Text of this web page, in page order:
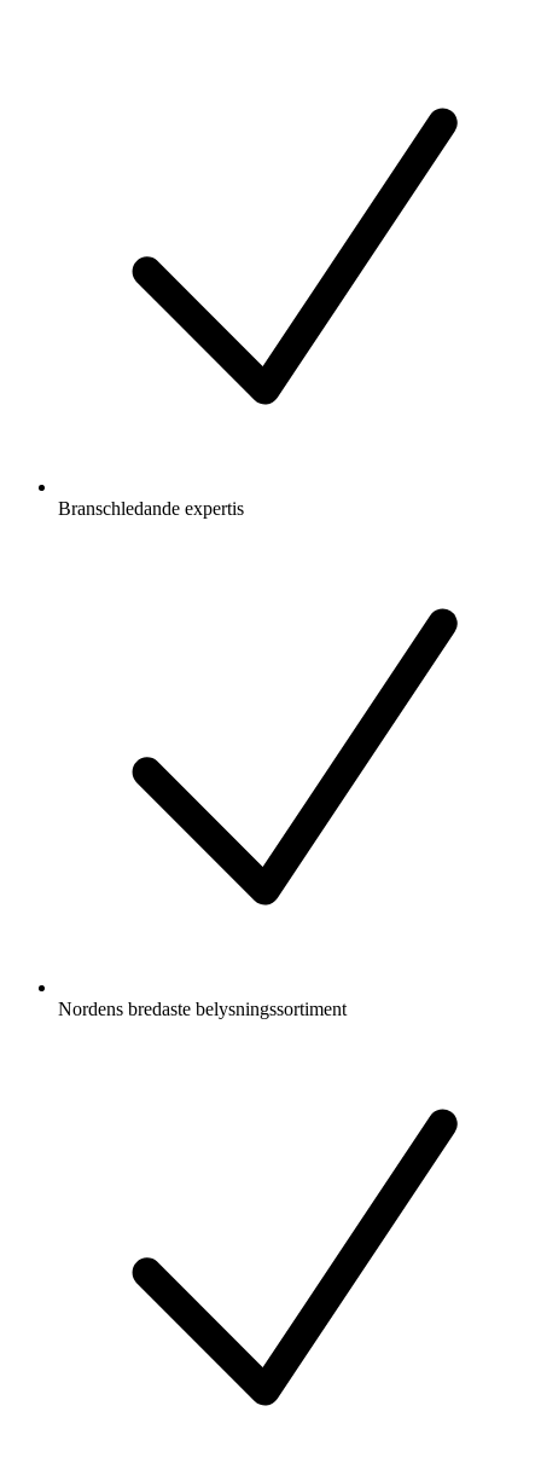
Branschledande expertis
Nordens bredaste belysningssortiment